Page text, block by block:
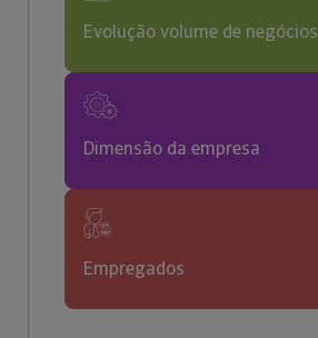
Evolução volume de negócios
Dimensão da empresa
Empregados